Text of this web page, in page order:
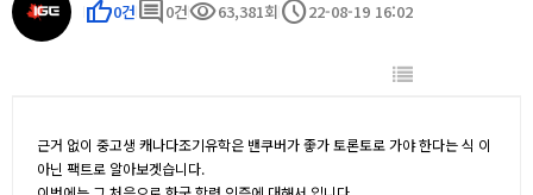
thumb_up0건 comment 0건visibility63,381회 schedule22-08-19 16:02
근거 없이 중고생 캐나다조기유학은 밴쿠버가 좋가 토론토로 가야 한다는 식 이
아닌 팩트로 알아보겟습니다.